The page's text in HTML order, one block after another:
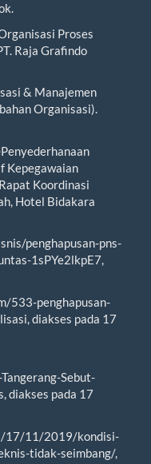
Proses
Raja Grafindo
& Manajemen
Organisasi).
Kepegawaian
Koordinasi
Hotel Bidakara
penghapusan-pns-
1sPYe2lkpE7,
533-penghapusan-
diakses pada 17
Sebut-
diakses pada 17
17/11/2019/kondisi-
tidak-seimbang/,